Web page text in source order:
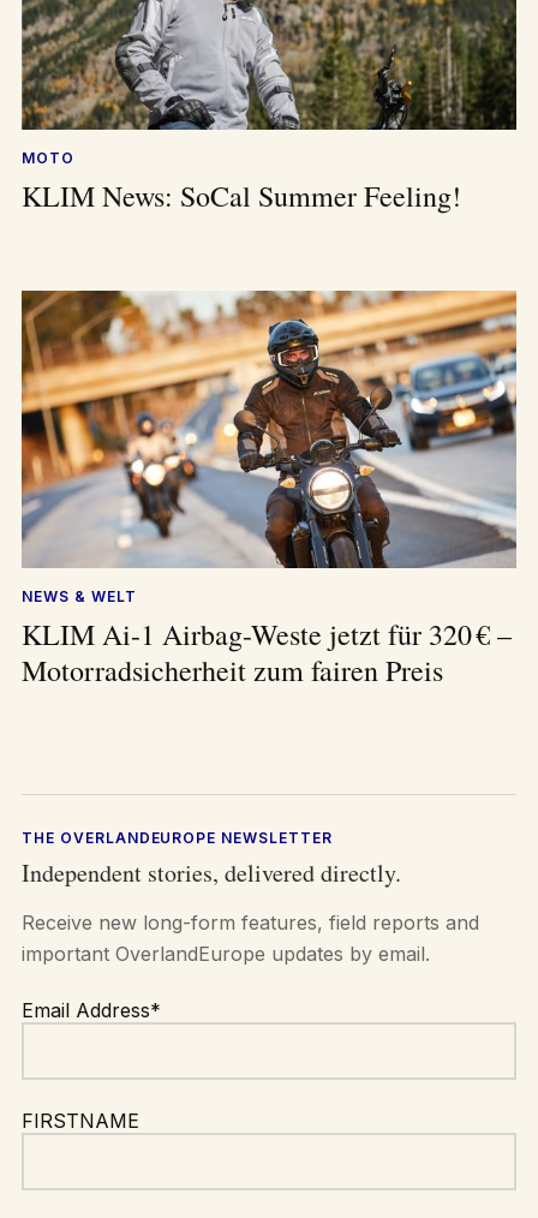
MOTO
KLIM News: SoCal Summer Feeling!
NEWS & WELT
KLIM Ai-1 Airbag-Weste jetzt für 320 € –
Motorradsicherheit zum fairen Preis
THE OVERLANDEUROPE NEWSLETTER
Independent stories, delivered directly.
Receive new long-form features, field reports and
important OverlandEurope updates by email.
Email Address*
FIRSTNAME